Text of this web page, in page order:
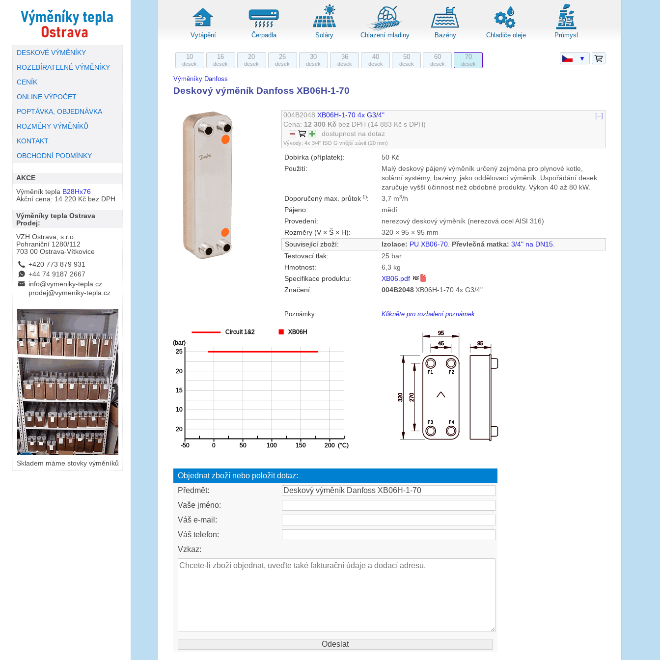
DESKOVÉ VÝMĚNÍKY
ROZEBÍRATELNÉ VÝMĚNÍKY
CENÍK
ONLINE VÝPOČET
POPTÁVKA, OBJEDNÁVKA
ROZMĚRY VÝMĚNÍKŮ
KONTAKT
OBCHODNÍ PODMÍNKY
AKCE
Výměník tepla B28Hx76
Akční cena: 14 220 Kč bez DPH
Výměníky tepla Ostrava
Prodej:
VZH Ostrava, s.r.o.
Pohraniční 1280/112
703 00 Ostrava-Vítkovice
L +420 773 879 931
E +44 74 9187 2667
B info@vymeniky-tepla.cz
prodej@vymeniky-tepla.cz
Skladem máme stovky výměníků
Vytápění Čerpadla Soláry Chlazení mladiny Bazény Chladiče oleje Průmysl
10
desek
16
desek
20
desek
26
desek
30
desek
36
desek
40
desek
50
desek
60
desek
70
desek
Výměníky Danfoss
Deskový výměník Danfoss XB06H-1-70
004B2048 XB06H-1-70 4x G3/4"
[–]
Cena: 12 300 Kčbez DPH (14 883 Kč s DPH)
dostupnost na dotaz
Vývody: 4x 3/4" ISO G vnější závit (20 mm)
Dobírka (příplatek):
50 Kč
Použití:
Malý deskový pájený výměník určený zejména pro plynové kotle,
solární systémy, bazény, jako oddělovací výměník. Uspořádání desek
zaručuje vyšší účinnost než obdobné produkty. Výkon 40 až 80 kW.
Doporučený max. průtok 1): 3,7 m3/h
Pájeno:
mědí
Provedení:
nerezový deskový výměník (nerezová ocel AISI 316)
Rozměry (V × Š × H):
320 × 95 × 95 mm
Související zboží:
Izolace: PU XB06-70. Převlečná matka: 3/4" na DN15.
Testovací tlak:
25 bar
Hmotnost:
6,3 kg
Specifikace produktu:
XB06.pdf
Značení:
004B2048 XB06H-1-70 4x G3/4"
Poznámky: Klikněte pro rozbalení poznámek
Objednat zboží nebo položit dotaz:
Předmět:
Vaše jméno:
Váš e-mail:
Váš telefon:
Vzkaz:
▼